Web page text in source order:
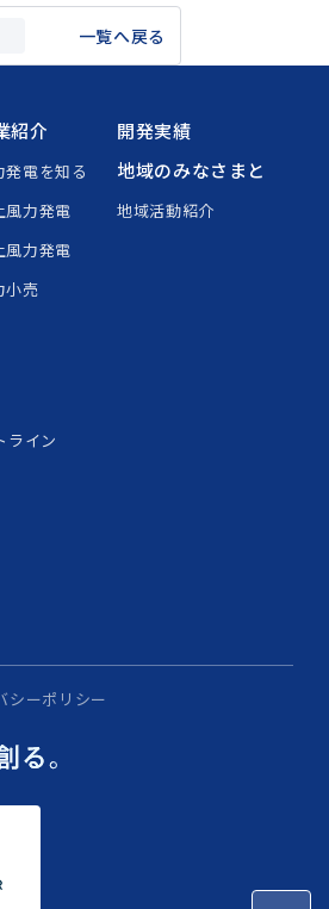
JP EN
一覧へ戻る
紹介
発電を知る
風力発電
風力発電
小売
開発実績
地域のみなさまと
地域活動紹介
ライン
シーポリシー